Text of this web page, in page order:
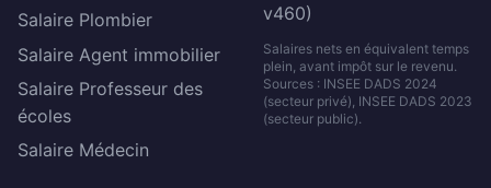
Salaire Plombier
Salaire Agent immobilier
Salaire Professeur des
écoles
Salaire Médecin
v460)
Salaires nets en équivalent temps
plein, avant impôt sur le revenu.
Sources : INSEE DADS 2024
(secteur privé), INSEE DADS 2023
(secteur public).